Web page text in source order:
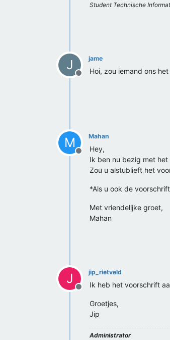
Student Technische
J
Offline
jame
Hoi, zou iemand ons
M
Offline
Mahan
Hey,
Ik ben nu bezig met het
Zou u alstublieft het
*Als u ook de
Met vriendelijke groet,
Mahan
J
Offline
jip_rietveld
Ik heb het voorschrift
Groetjes,
Jip
Administrator